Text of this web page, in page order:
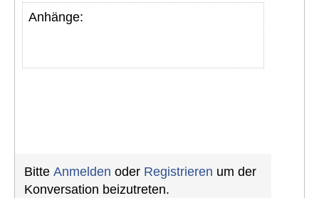
Anhänge:
Bitte Anmelden oder Registrieren um der
Konversation beizutreten.